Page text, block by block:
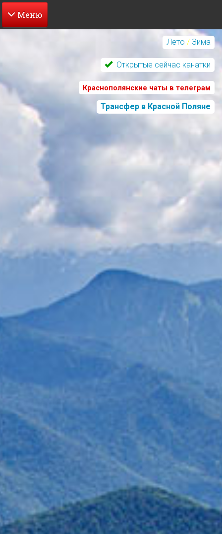
Перейти
содержанию
Лето / Зима
Открытые сейчас канатки
Краснополянские чаты в телеграм
Трансфер в Красной Поляне